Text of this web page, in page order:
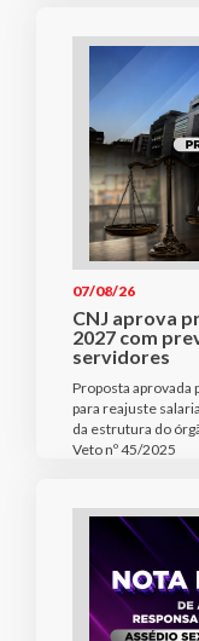
07/08/26
CNJ aprova
2027 com
servidores
Proposta aprovada
para reajuste
da estrutura do
Veto nº 45/2025